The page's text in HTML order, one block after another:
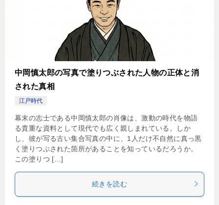
中岡慎太郎の写真で塗りつぶされた人物の正体と消
された真相
江戸時代
幕末の志士である中岡慎太郎の肖像は、激動の時代を物語
る貴重な資料として現代でも広く親しまれている。しか
し、彼が写る古い集合写真の中に、1人だけ不自然に真っ黒
く塗りつぶされた箇所があることを知っているだろうか。
この塗りつ […]
続きを読む